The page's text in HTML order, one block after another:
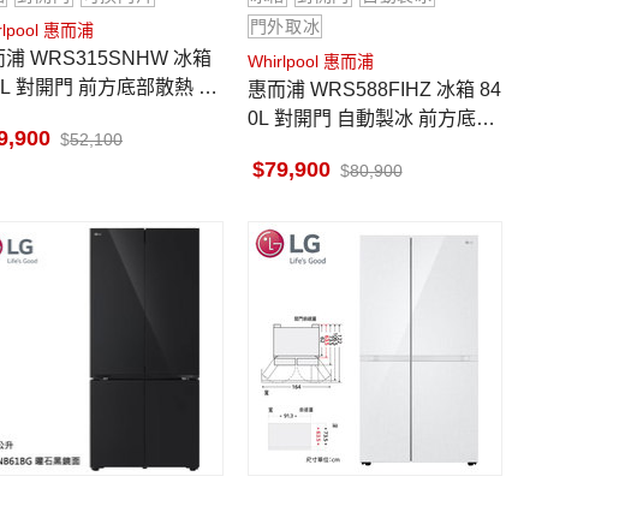
惠而浦
冰箱
對開門 前方底部散熱 墨
52,100
門外取冰
Whirlpool 惠而浦
惠而浦 WRS588FIHZ 冰箱 84
0L 對開門 自動製冰 前方底部
79,900 80,900